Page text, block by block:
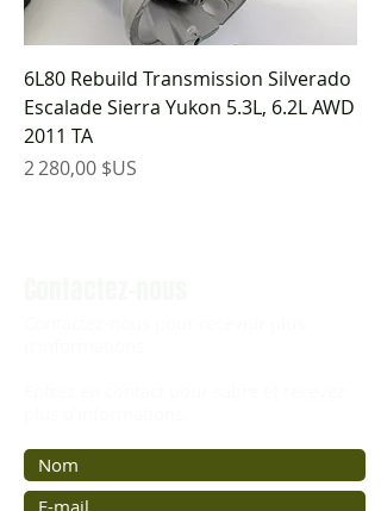
6L80 Rebuild Transmission Silverado
Escalade Sierra Yukon 5.3L, 6.2L AWD
2011 TA
Prix
2 280,00 $US